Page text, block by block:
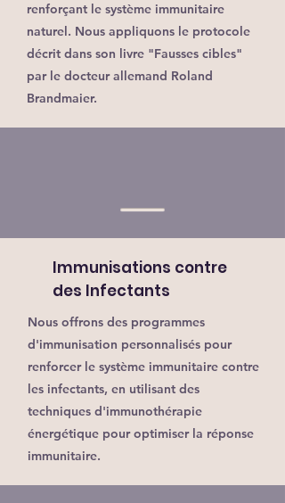
renforçant le système immunitaire
naturel. Nous appliquons le protocole
décrit dans son livre "Fausses cibles"
par le docteur allemand Roland
Brandmaier.
Immunisations contre
des Infectants
Nous offrons des programmes
d'immunisation personnalisés pour
renforcer le système immunitaire contre
les infectants, en utilisant des
techniques d'immunothérapie
énergétique pour optimiser la réponse
immunitaire.